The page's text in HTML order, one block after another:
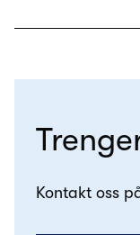
Kontakt oss